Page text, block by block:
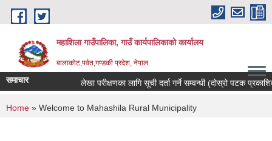
Skip to main content
महाशिला गाउँपालिका, गाउँ कार्यपालिकाको कार्यालय
बालाकोट,पर्वत,गण्डकी प्रदेश, नेपाल
समाचार लेखा परीक्षणका लागि सूची दर्ता गर्ने सम्वन्धी (दोस्रो पटक
You are here
Home » Welcome to Mahashila Rural Municipality